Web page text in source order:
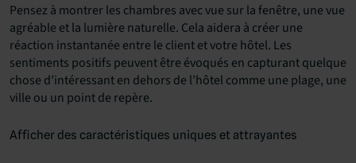
Pensez à montrer les chambres avec vue sur la fenêtre, une vue
agréable et la lumière naturelle. Cela aidera à créer une
réaction instantanée entre le client et votre hôtel. Les
sentiments positifs peuvent être évoqués en capturant quelque
chose d’intéressant en dehors de l’hôtel comme une plage, une
ville ou un point de repère.
Afficher des caractéristiques uniques et attrayantes